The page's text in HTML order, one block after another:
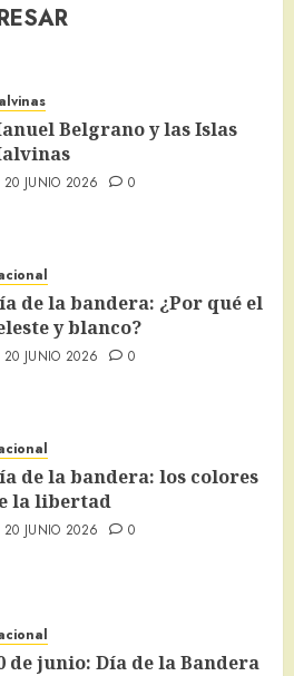
Belgrano y las Islas
20 JUNIO 2026 0
de la bandera: ¿Por qué el
y blanco?
20 JUNIO 2026 0
de la bandera: los colores
la libertad
20 JUNIO 2026 0
de junio: Día de la Bandera